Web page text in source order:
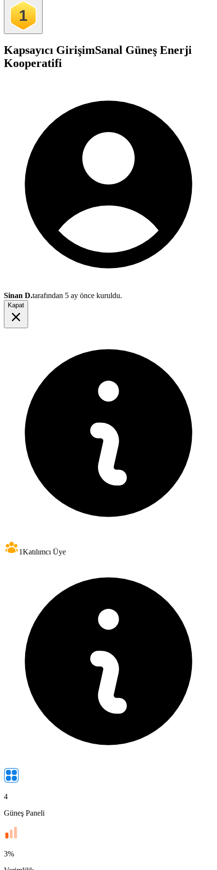
1
Kapsayıcı GirişimSanal Güneş Enerji
Kooperatifi
Sinan D.tarafından 5 ay önce kuruldu.
Kapat
1Katılımcı Üye
4
Güneş Paneli
3%